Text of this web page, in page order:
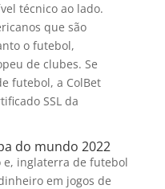
técnico ao lado.
que são
o futebol,
de clubes. Se
futebol, a ColBet
SSL da
do mundo 2022
e, inglaterra de futebol
em jogos de